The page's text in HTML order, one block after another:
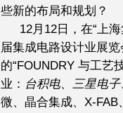
些新的布局和规划？
12月12日，在“上
届集成电路设计业展
的“FOUNDRY 与工艺
业： 台积电、三星电子
微、晶合集成、X-FAB